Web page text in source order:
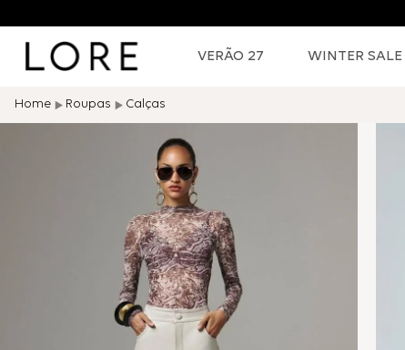
VERÃO 27 WINTER SALE
Roupas Calças